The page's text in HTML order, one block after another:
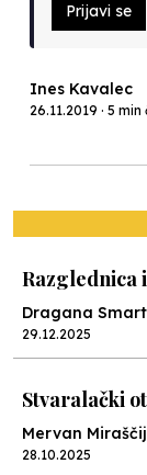
Prijavi se
Ines Kavalec
26.11.2019 · 5
Razglednica
Dragana Smart
29.12.2025
Stvaralački
Mervan
28.10.2025